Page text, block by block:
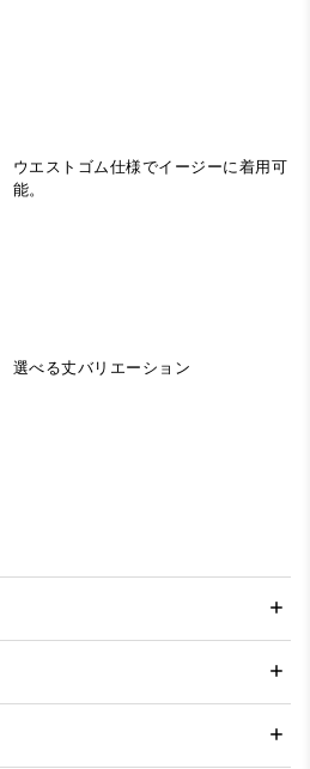
ウエストゴム仕様でイージーに着用可
能。
選べる丈バリエーション